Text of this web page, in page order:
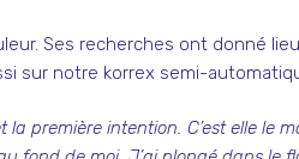
Ses recherches ont donné
sur notre korrex semi-
première intention. C’est elle le